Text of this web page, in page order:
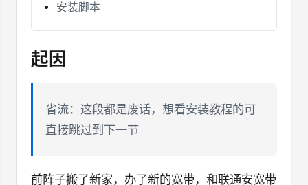
安装脚本
起因
省流：这段都是废话，想看安装教程的可
直接跳过到下一节
前阵子搬了新家，办了新的宽带，和联通安宽带